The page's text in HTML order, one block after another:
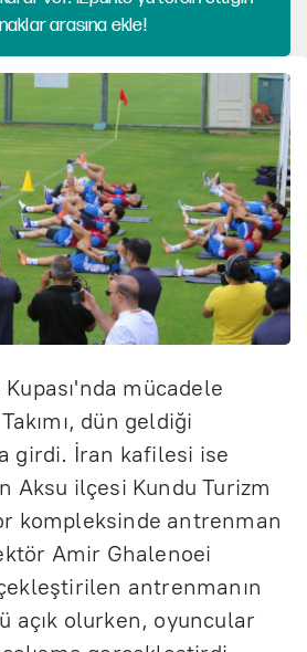
arasına ekle!
mücadele
dün geldiği
girdi. İran kafilesi ise
Aksu ilçesi Kundu Turizm
kompleksinde antrenman
Amir Ghalenoei
antrenmanın
açık olurken, oyuncular